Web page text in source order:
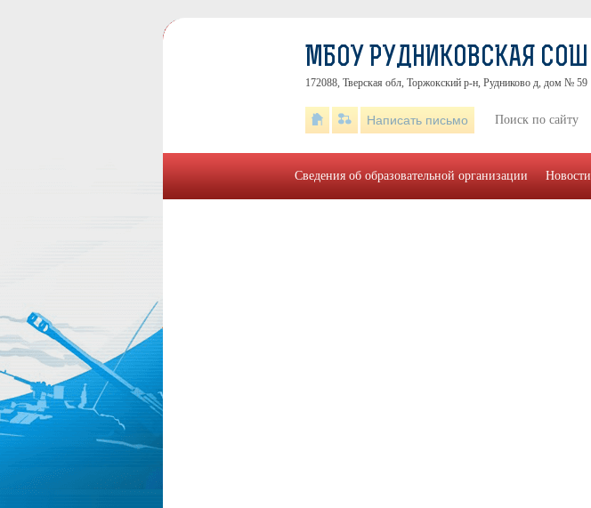
МБОУ РУДНИКОВСКАЯ СОШ
172088, Тверская обл, Торжокский р-н, Рудниково д, дом № 59
Написать письмо
Сведения об образовательной организации Новости